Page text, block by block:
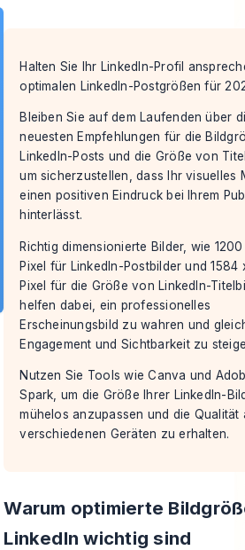
Halten Sie Ihr LinkedIn-Profil
optimalen LinkedIn-Postgrößen für
Bleiben Sie auf dem Laufenden über
neuesten Empfehlungen für die
LinkedIn-Posts und die Größe von
um sicherzustellen, dass Ihr visuelles
einen positiven Eindruck bei Ihrem
hinterlässt.
Richtig dimensionierte Bilder, wie
Pixel für LinkedIn-Postbilder und 1584
Pixel für die Größe von LinkedIn-
helfen dabei, ein professionelles
Erscheinungsbild zu wahren und
Engagement und Sichtbarkeit zu
Nutzen Sie Tools wie Canva und
Spark, um die Größe Ihrer LinkedIn-
mühelos anzupassen und die Qualität
verschiedenen Geräten zu erhalten.
Warum optimierte
LinkedIn wichtig sind